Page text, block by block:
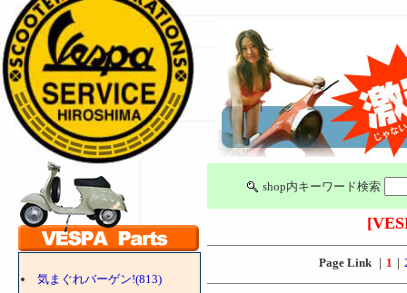
気まぐれバーゲン!(813)
shop内キーワード検索
Page Link｜ 1 ｜